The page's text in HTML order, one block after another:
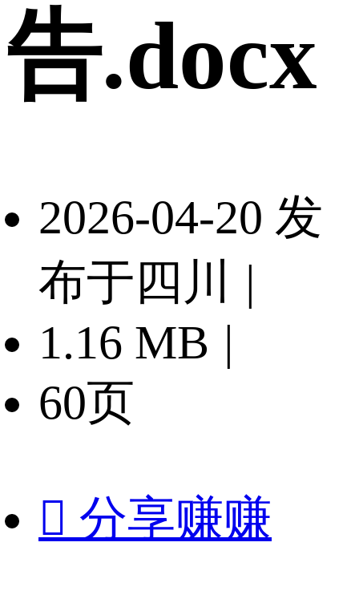
告.docx
2026-04-20 发
布于四川
|
1.16 MB |
60页
 分享赚赚